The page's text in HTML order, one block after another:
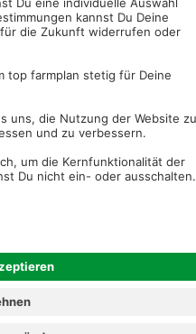
kostenlos!
& sofort starten
Kontakt & Hilfe